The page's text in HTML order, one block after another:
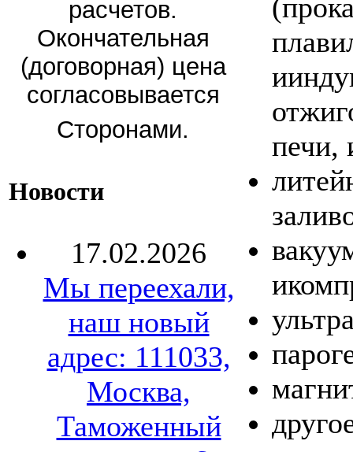
расчетов.
Окончательная
(договорная) цена
согласовывается
Сторонами.
Новости
17.02.2026
Мы переехали,
наш новый
адрес: 111033,
Москва,
Таможенный
печи,